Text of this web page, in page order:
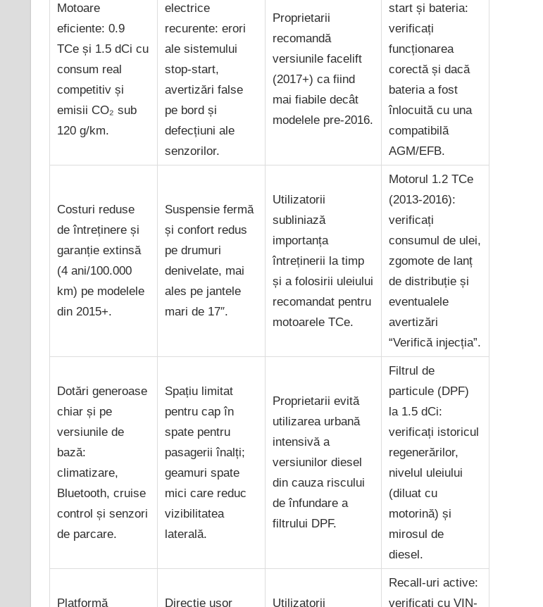
Motoare
eficiente: 0.9
TCe și 1.5 dCi cu
consum real
competitiv și
emisii CO₂ sub
120 g/km.
electrice
recurente: erori
ale sistemului
stop-start,
avertizări false
pe bord și
defecțiuni ale
senzorilor.
Proprietarii
recomandă
versiunile facelift
(2017+) ca fiind
mai fiabile decât
modelele pre-2016.
start și bateria:
verificați
funcționarea
corectă și dacă
bateria a fost
înlocuită cu una
compatibilă
AGM/EFB.
Costuri reduse
de întreținere și
garanție extinsă
(4 ani/100.000
km) pe modelele
din 2015+.
Suspensie fermă
și confort redus
pe drumuri
denivelate, mai
ales pe jantele
mari de 17″.
Utilizatorii
subliniază
importanța
întreținerii la timp
și a folosirii uleiului
recomandat pentru
motoarele TCe.
Motorul 1.2 TCe
(2013-2016):
verificați
consumul de ulei,
zgomote de lanț
de distribuție și
eventualele
avertizări
“Verifică injecția”.
Dotări generoase
chiar și pe
versiunile de
bază:
climatizare,
Bluetooth, cruise
control și senzori
de parcare.
Spațiu limitat
pentru cap în
spate pentru
pasagerii înalți;
geamuri spate
mici care reduc
vizibilitatea
laterală.
Proprietarii evită
utilizarea urbană
intensivă a
versiunilor diesel
din cauza riscului
de înfundare a
filtrului DPF.
Filtrul de
particule (DPF)
la 1.5 dCi:
verificați istoricul
regenerărilor,
nivelul uleiului
(diluat cu
motorină) și
mirosul de
diesel.
Platformă Direcție ușor Utilizatorii
Recall-uri active:
verificați cu VIN-